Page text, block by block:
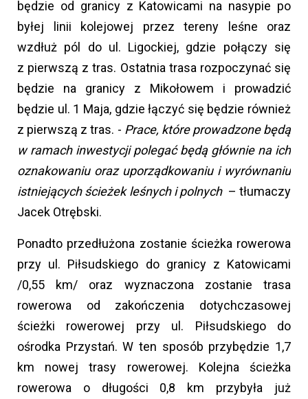
będzie od granicy z Katowicami na nasypie po
byłej linii kolejowej przez tereny leśne oraz
wzdłuż pól do ul. Ligockiej, gdzie połączy się
z pierwszą z tras. Ostatnia trasa rozpoczynać się
będzie na granicy z Mikołowem i prowadzić
będzie ul. 1 Maja, gdzie łączyć się będzie również
z pierwszą z tras. - Prace, które prowadzone będą
w ramach inwestycji polegać będą głównie na ich
oznakowaniu oraz uporządkowaniu i wyrównaniu
istniejących ścieżek leśnych i polnych– tłumaczy
Jacek Otrębski.
Ponadto przedłużona zostanie ścieżka rowerowa
przy ul. Piłsudskiego do granicy z Katowicami
/0,55 km/ oraz wyznaczona zostanie trasa
rowerowa od zakończenia dotychczasowej
ścieżki rowerowej przy ul. Piłsudskiego do
ośrodka Przystań. W ten sposób przybędzie 1,7
km nowej trasy rowerowej. Kolejna ścieżka
rowerowa o długości 0,8 km przybyła już